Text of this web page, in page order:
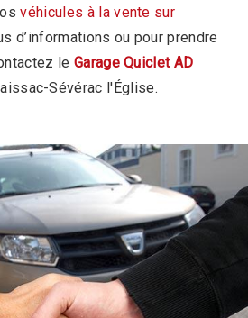
véhicules à la vente sur
d’informations ou pour prendre
le Garage Quiclet AD
Sévérac l'Église.